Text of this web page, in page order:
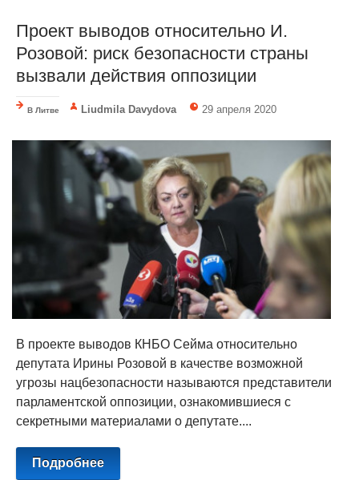
Проект выводов относительно И.
Розовой: риск безопасности страны
вызвали действия оппозиции
В Литве Liudmila Davydova 29 апреля 2020
В проекте выводов КНБО Сейма относительно
депутата Ирины Розовой в качестве возможной
угрозы нацбезопасности называются представители
парламентской оппозиции, ознакомившиеся с
секретными материалами о депутате....
Подробнее